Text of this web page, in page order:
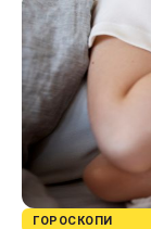
ГОРОСКОПИ